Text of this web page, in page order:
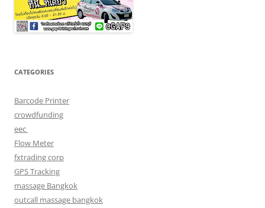
CATEGORIES
Barcode Printer
crowdfunding
eec
Flow Meter
fxtrading corp
GPS Tracking
massage Bangkok
outcall massage bangkok